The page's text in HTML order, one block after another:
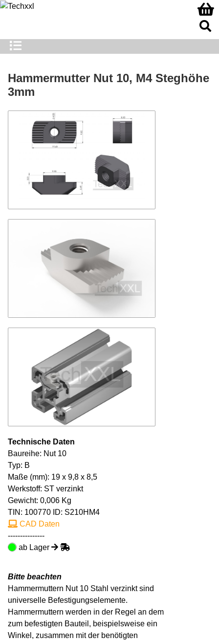
Hammermutter Nut 10, M4 Steghöhe
3mm
Technische Daten
Baureihe: Nut 10
Typ: B
Maße (mm): 19 x 9,8 x 8,5
Werkstoff: ST verzinkt
Gewicht: 0,006 Kg
TIN: 100770 ID: S210HM4
CAD Daten
---------------
ab Lager
Bitte beachten
Hammermuttern Nut 10 Stahl verzinkt sind
universelle Befestigungselemente.
Hammermuttern werden in der Regel an dem
zum befestigten Bauteil, beispielsweise ein
Winkel, zusammen mit der benötigten